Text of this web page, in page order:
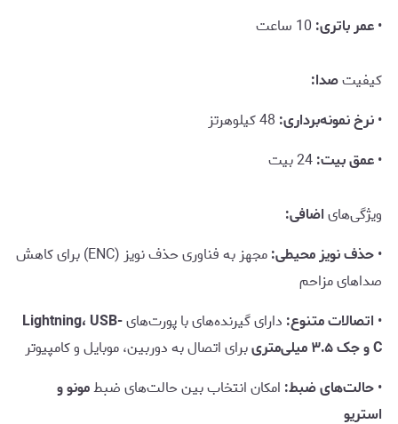
•عمر باتری:
کیفیتصدا:
•نرخ نمونه‌برداری:
•عمق بیت:
ویژگی‌هایاضافی:
•حذف نویز محیطی:
مجهز به فناوری حذف نویز (ENC) برای کاهش
صداهای مزاحم
• اتصالات متنوع: دارای گیرنده‌های با پورت‌هایLightning، USB-
C و جک ۳.۵ میلی‌متری
برای اتصال به دوربین، موبایل و کامپیوتر
•حالت‌های ضبط: امکان انتخاب بین حالت‌های ضبطمونو و
استریو